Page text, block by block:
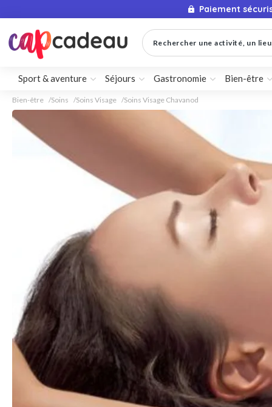
Paiement
Rechercher une activité, un
Sport & aventure Séjours Gastronomie Bien-être
Bien-être Soins Soins Visage Soins Visage Chavanod